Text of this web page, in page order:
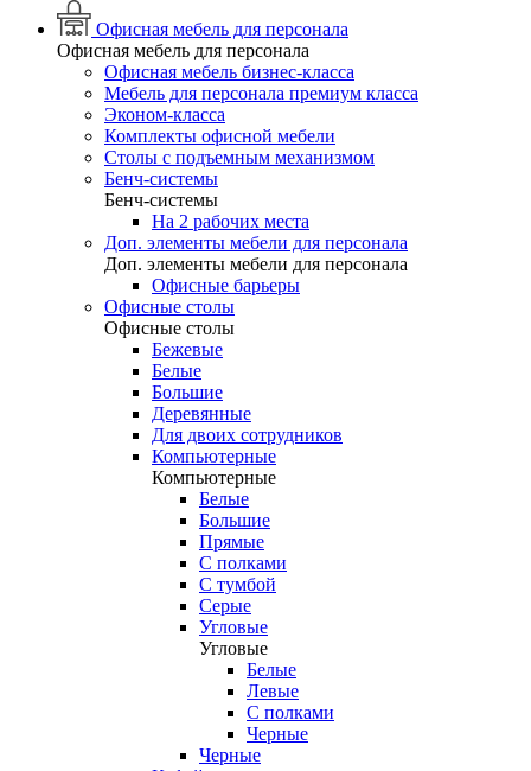
Офисная мебель для персонала
Офисная мебель для персонала
Офисная мебель бизнес-класса
Мебель для персонала премиум класса
Эконом-класса
Комплекты офисной мебели
Столы с подъемным механизмом
Бенч-системы
Бенч-системы
На 2 рабочих места
Доп. элементы мебели для персонала
Доп. элементы мебели для персонала
Офисные барьеры
Офисные столы
Офисные столы
Бежевые
Белые
Большие
Деревянные
Для двоих сотрудников
Компьютерные
Компьютерные
Белые
Большие
Прямые
С полками
С тумбой
Серые
Угловые
Угловые
Белые
Левые
С полками
Черные
Черные